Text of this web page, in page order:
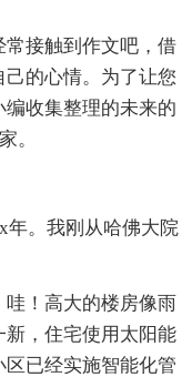
接触到作文吧，借
的心情。为了让您
收集整理的未来的
。
年。我刚从哈佛大院
！高大的楼房像雨
新，住宅使用太阳能
已经实施智能化管